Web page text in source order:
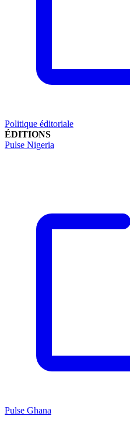
Politique éditoriale
ÉDITIONS
Pulse Nigeria
Pulse Ghana